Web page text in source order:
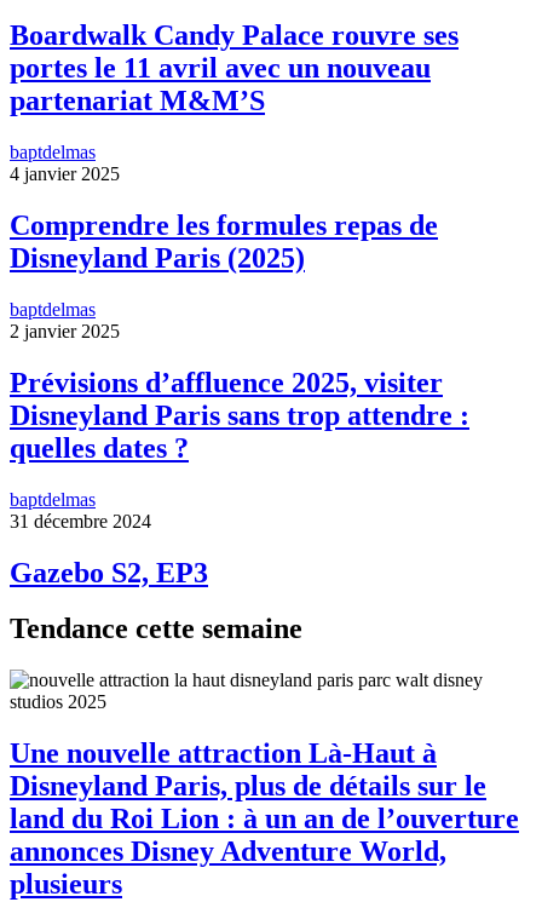
Boardwalk Candy Palace rouvre ses
portes le 11 avril avec un nouveau
partenariat M&M’S
baptdelmas
4 janvier 2025
Comprendre les formules repas de
Disneyland Paris (2025)
baptdelmas
2 janvier 2025
Prévisions d’affluence 2025, visiter
Disneyland Paris sans trop attendre :
quelles dates ?
baptdelmas
31 décembre 2024
Gazebo S2, EP3
Tendance cette semaine
Une nouvelle attraction Là-Haut à
Disneyland Paris, plus de détails sur le
land du Roi Lion : à un an de l’ouverture
annonces Disney Adventure World,
plusieurs